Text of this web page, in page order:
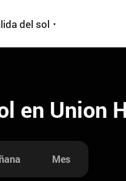
del sol
en Union
Mes